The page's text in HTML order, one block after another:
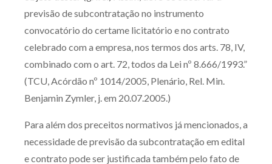
previsão de subcontratação no instrumento
convocatório do certame licitatório e no contrato
celebrado com a empresa, nos termos dos arts. 78, IV,
combinado com o art. 72, todos da Lei nº 8.666/1993.”
(TCU, Acórdão nº 1014/2005, Plenário, Rel. Min.
Benjamin Zymler, j. em 20.07.2005.)
Para além dos preceitos normativos já mencionados, a
necessidade de previsão da subcontratação em edital
e contrato pode ser justificada também pelo fato de